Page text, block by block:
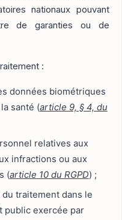
nationaux pouvant
de garanties ou de
:
données biométriques
santé (article 9, § 4, du
relatives aux
infractions ou aux
(article 10 du RGPD) ;
traitement dans le
public exercée par